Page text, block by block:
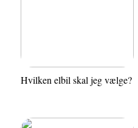
Hvilken elbil skal jeg vælge?